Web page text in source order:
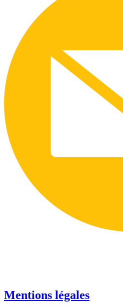
Mentions légales